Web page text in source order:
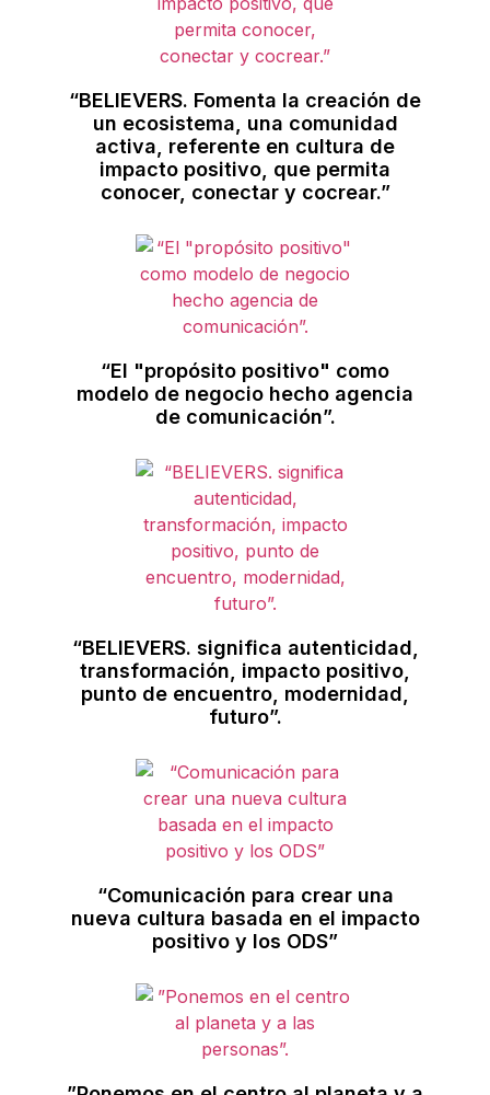
“BELIEVERS. Fomenta la creación de
un ecosistema, una comunidad
activa, referente en cultura de
impacto positivo, que permita
conocer, conectar y cocrear.”
“El "propósito positivo" como
modelo de negocio hecho agencia
de comunicación”.
“BELIEVERS. significa autenticidad,
transformación, impacto positivo,
punto de encuentro, modernidad,
futuro”.
“Comunicación para crear una
nueva cultura basada en el impacto
positivo y los ODS”